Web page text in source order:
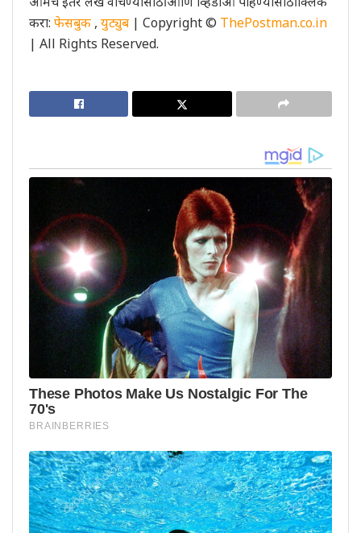
करा: फेसबुक , युट्युब | Copyright © ThePostman.co.in
| All Rights Reserved.